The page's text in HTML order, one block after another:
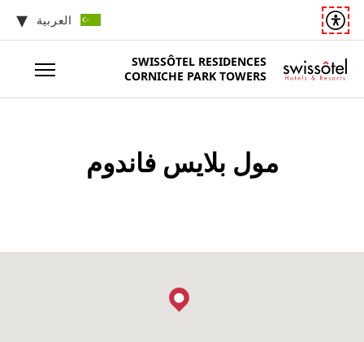
العربية
SWISSÔTEL RESIDENCES
CORNICHE PARK TOWERS
مول بلايس فاندوم